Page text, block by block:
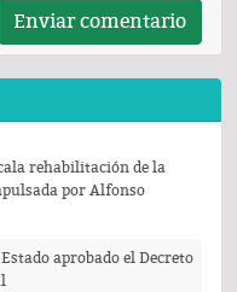
Enviar comentario
rehabilitación de la
por Alfonso
aprobado el Decreto